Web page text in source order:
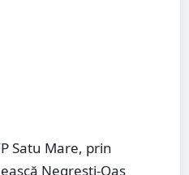
Satu Mare, prin
Negrești-Oaș